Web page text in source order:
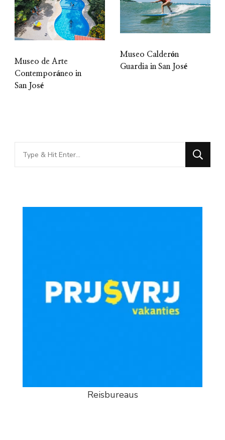
Museo de Arte
Contemporáneo in
San José
Museo Calderón
Guardia in San José
Looking
for
Reisbureaus